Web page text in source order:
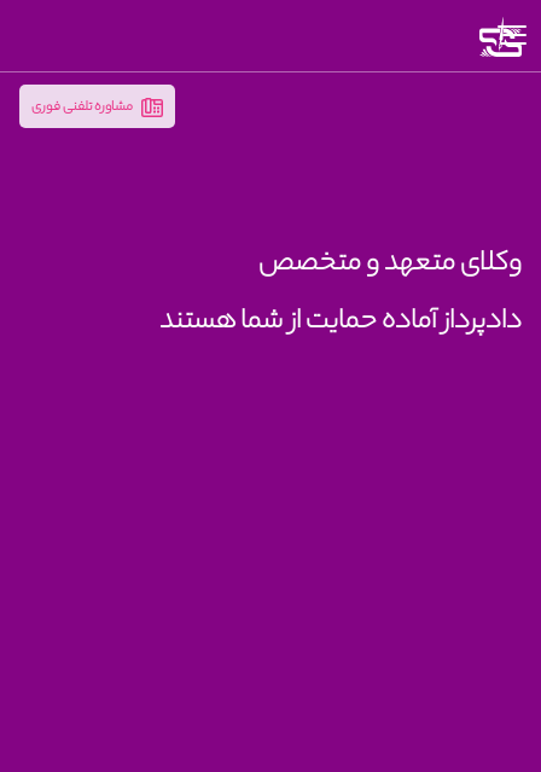
مشاوره تلفنی فوری
وکلای متعهد و متخصص
دادپرداز آماده حمایت از شما هستند
متوجه
شدم